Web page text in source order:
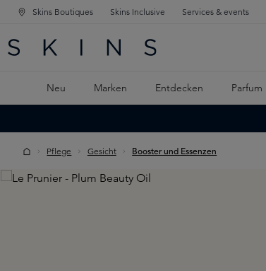
SPRINGEN
SPRINGEN
Skins Boutiques Skins Inclusive Services & events
Neu Marken Entdecken Parfum
Pflege Gesicht Booster und Essenzen
Skip image gallery